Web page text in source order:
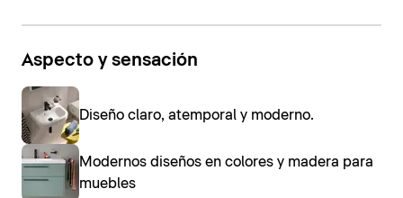
Aspecto y sensación
Diseño claro, atemporal y moderno.
Modernos diseños en colores y madera para
muebles